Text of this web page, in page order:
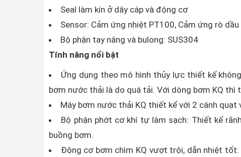
Seal làm kín ở dây cáp và động cơ
Sensor: Cảm ứng nhiệt PT100, Cảm ứng rò
Bộ phận tay nâng và bulong: SUS304
Tính năng nổi bật
Ứng dụng theo mô hình thủy lực thiết kế
bơm nước thải là do quá tải. Với dòng bơm KQ
Máy bơm nước thải KQ thiết kế với 2 cánh
Bộ phận phớt cơ khí tự làm sạch: Thiết kế
buồng bơm.
Động cơ bơm chìm KQ vượt trội, dẫn nhiệt